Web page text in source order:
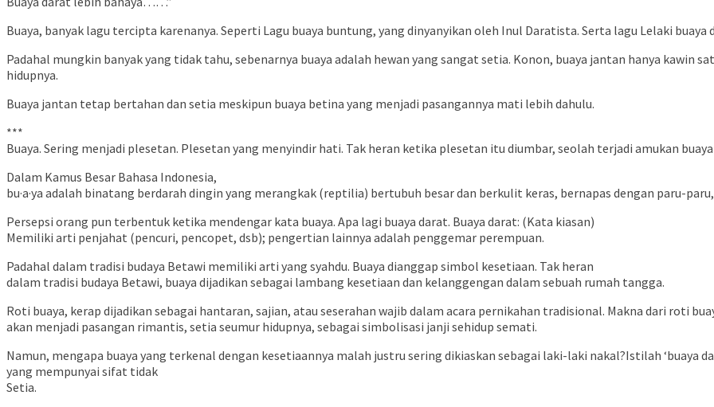
Buaya, banyak lagu tercipta karenanya. Seperti Lagu buaya buntung, yang dinyanyikan oleh Inul Daratista. Serta lagu Lelaki buaya
Padahal mungkin banyak yang tidak tahu, sebenarnya buaya adalah hewan yang sangat setia. Konon, buaya jantan hanya kawin
hidupnya.
Buaya jantan tetap bertahan dan setia meskipun buaya betina yang menjadi pasangannya mati lebih dahulu.
***
Buaya. Sering menjadi plesetan. Plesetan yang menyindir hati. Tak heran ketika plesetan itu diumbar, seolah terjadi amukan
Dalam Kamus Besar Bahasa Indonesia,
bu·a·ya adalah binatang berdarah dingin yang merangkak (reptilia) bertubuh besar dan berkulit keras, bernapas dengan paru-
Persepsi orang pun terbentuk ketika mendengar kata buaya. Apa lagi buaya darat. Buaya darat: (Kata kiasan)
Memiliki arti penjahat (pencuri, pencopet, dsb); pengertian lainnya adalah penggemar perempuan.
Padahal dalam tradisi budaya Betawi memiliki arti yang syahdu. Buaya dianggap simbol kesetiaan. Tak heran
dalam tradisi budaya Betawi, buaya dijadikan sebagai lambang kesetiaan dan kelanggengan dalam sebuah rumah tangga.
Roti buaya, kerap dijadikan sebagai hantaran, sajian, atau seserahan wajib dalam acara pernikahan tradisional. Makna dari roti
akan menjadi pasangan rimantis, setia seumur hidupnya, sebagai simbolisasi janji sehidup semati.
Namun, mengapa buaya yang terkenal dengan ­kesetiaannya malah justru sering dikiaskan sebagai laki-laki nakal?Istilah ‘buaya
yang mempunyai sifat tidak
Setia.